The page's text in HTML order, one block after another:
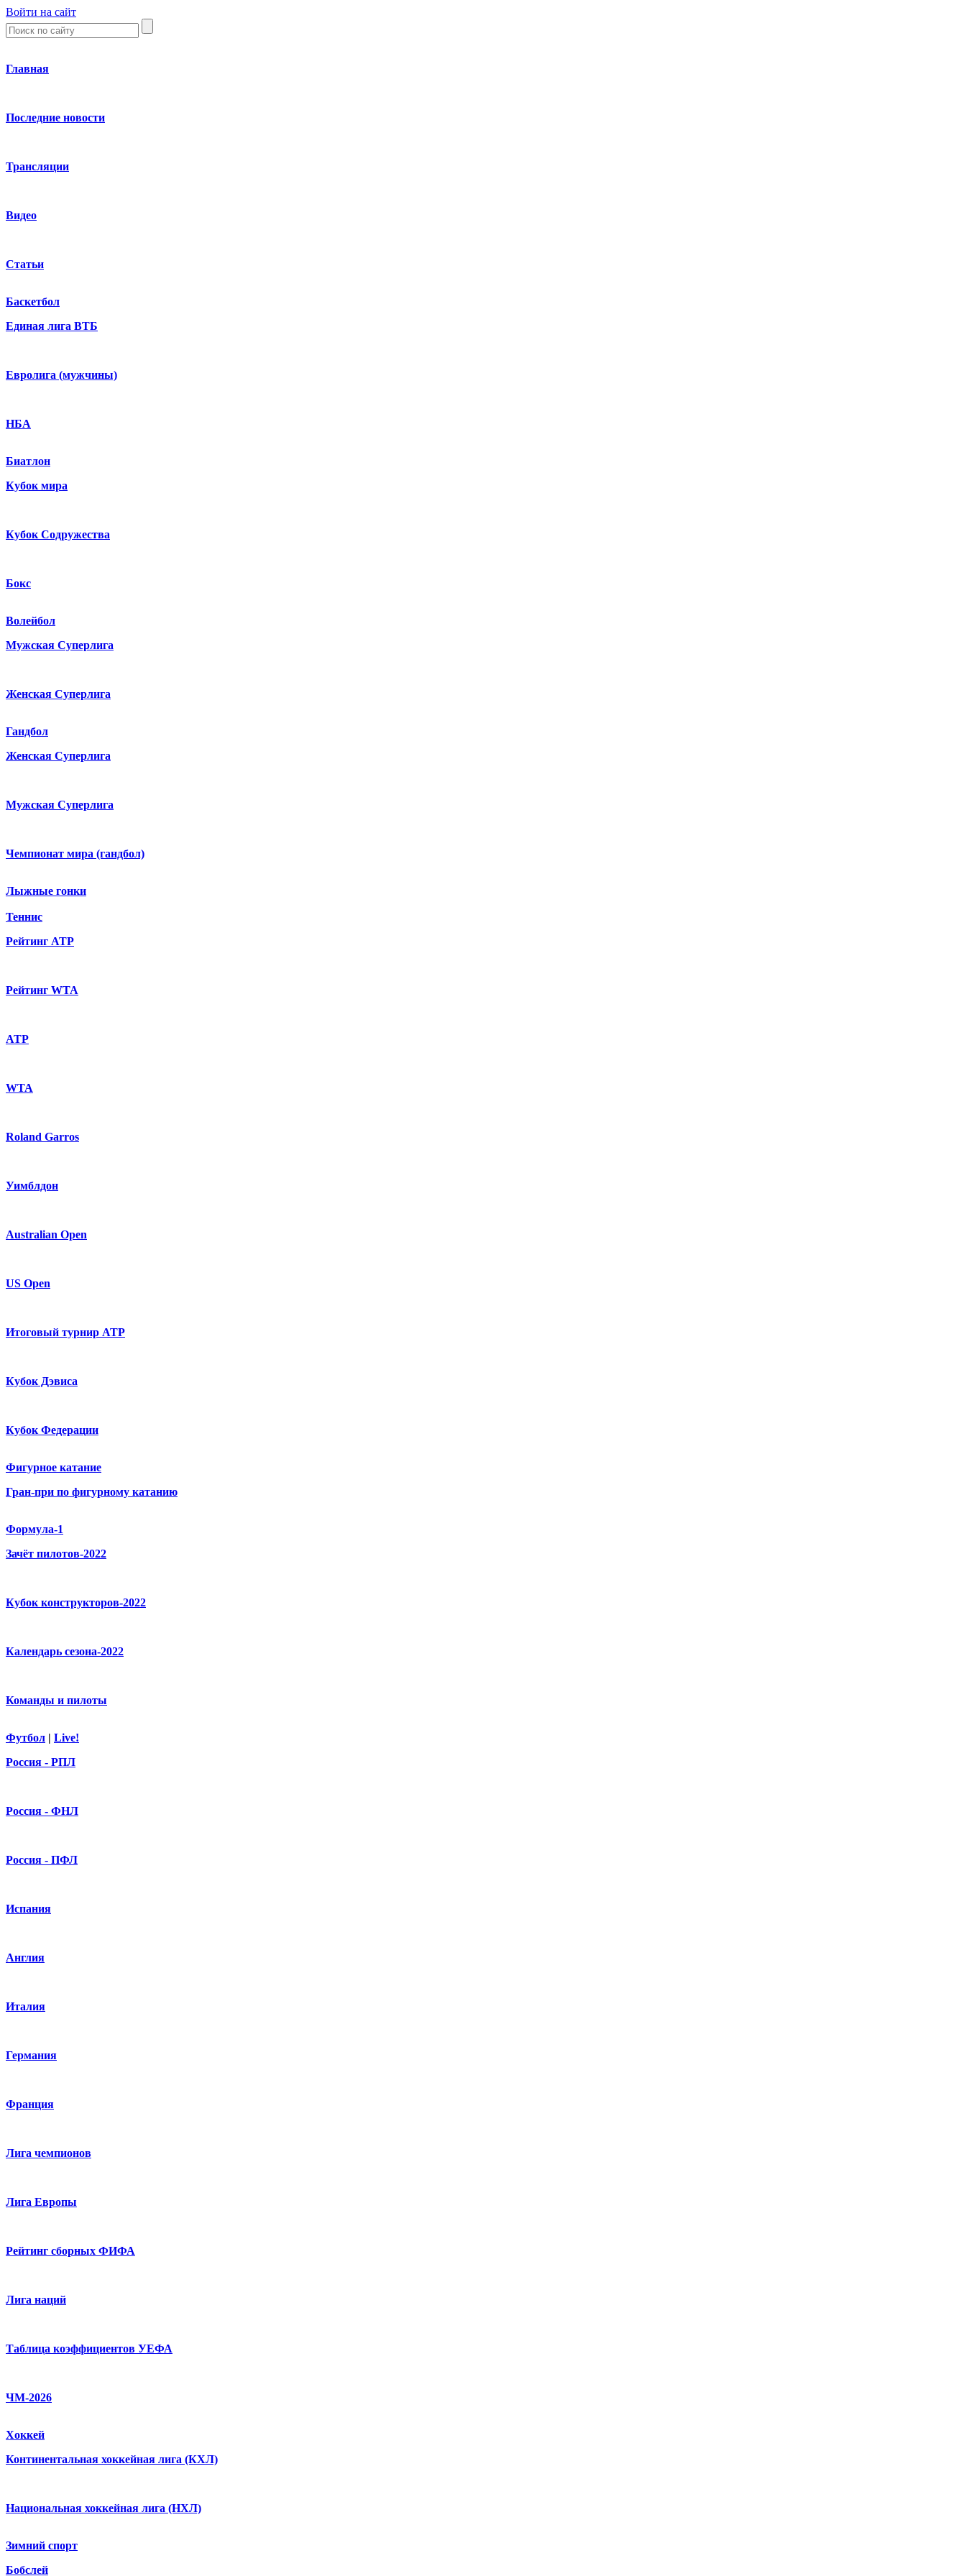
Войти на сайт
Главная
Последние новости
Трансляции
Видео
Статьи
Баскетбол
Единая лига ВТБ
Евролига (мужчины)
НБА
Биатлон
Кубок мира
Кубок Содружества
Бокс
Волейбол
Мужская Суперлига
Женская Суперлига
Гандбол
Женская Суперлига
Мужская Суперлига
Чемпионат мира (гандбол)
Лыжные гонки
Теннис
Рейтинг ATP
Рейтинг WTA
ATP
WTA
Roland Garros
Уимблдон
Australian Open
US Open
Итоговый турнир ATP
Кубок Дэвиса
Кубок Федерации
Фигурное катание
Гран-при по фигурному катанию
Формула-1
Зачёт пилотов-2022
Кубок конструкторов-2022
Календарь сезона-2022
Команды и пилоты
Футбол | Live!
Россия - РПЛ
Россия - ФНЛ
Россия - ПФЛ
Испания
Англия
Италия
Германия
Франция
Лига чемпионов
Лига Европы
Рейтинг сборных ФИФА
Лига наций
Таблица коэффициентов УЕФА
ЧМ-2026
Хоккей
Континентальная хоккейная лига (КХЛ)
Национальная хоккейная лига (НХЛ)
Зимний спорт
Бобслей